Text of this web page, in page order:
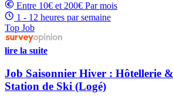
Entre 10€ et 200€ Par mois
1 - 12 heures par semaine
Top Job
lire la suite
Job Saisonnier Hiver : Hôtellerie
Station de Ski (Logé)